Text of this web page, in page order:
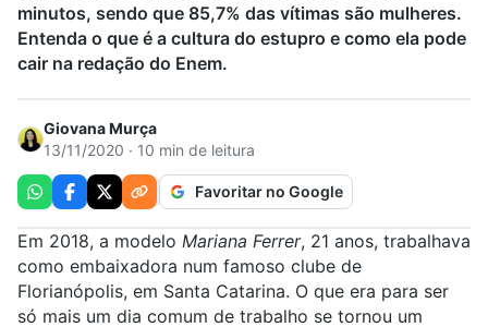
minutos, sendo que 85,7% das vítimas são mulheres.
Entenda o que é a cultura do estupro e como ela pode
cair na redação do Enem.
Giovana Murça
13/11/2020 · 10 min de leitura
Favoritar no Google
Em 2018, a modelo Mariana Ferrer, 21 anos, trabalhava
como embaixadora num famoso clube de
Florianópolis, em Santa Catarina. O que era para ser
só mais um dia comum de trabalho se tornou um